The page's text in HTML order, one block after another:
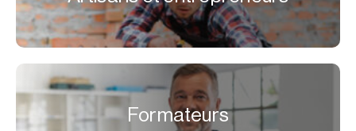
Formateurs